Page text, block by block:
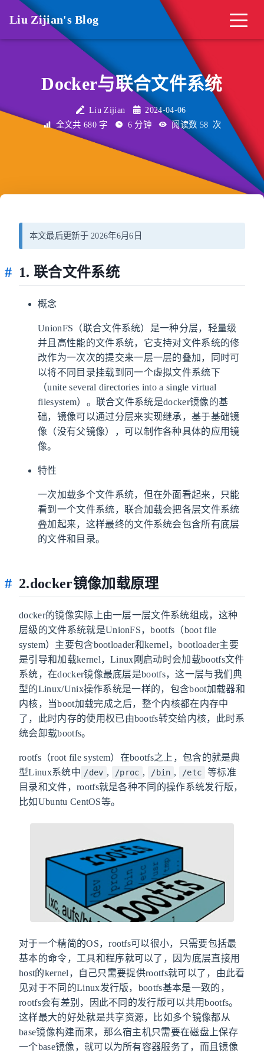
Liu Zijian's Blog
Docker与联合文件系统
Liu Zijian
2024-04-06
全文共 680 字
6 分钟 阅读数 58 次
本文最后更新于 2026年6月6日
1. 联合文件系统
概念
UnionFS（联合文件系统）是一种分层，轻量级
并且高性能的文件系统，它支持对文件系统的修
改作为一次次的提交来一层一层的叠加，同时可
以将不同目录挂载到同一个虚拟文件系统下
（unite several directories into a single virtual
filesystem）。联合文件系统是docker镜像的基
础，镜像可以通过分层来实现继承，基于基础镜
像（没有父镜像），可以制作各种具体的应用镜
像。
特性
一次加载多个文件系统，但在外面看起来，只能
看到一个文件系统，联合加载会把各层文件系统
叠加起来，这样最终的文件系统会包含所有底层
的文件和目录。
2.docker镜像加载原理
docker的镜像实际上由一层一层文件系统组成，这种
层级的文件系统就是UnionFS，bootfs（boot file
system）主要包含bootloader和kernel，bootloader主要
是引导和加载kernel，Linux刚启动时会加载bootfs文件
系统，在docker镜像最底层是bootfs，这一层与我们典
型的Linux/Unix操作系统是一样的，包含boot加载器和
内核，当boot加载完成之后，整个内核都在内存中
了，此时内存的使用权已由bootfs转交给内核，此时系
统会卸载bootfs。
rootfs（root file system）在bootfs之上，包含的就是典
型Linux系统中 /dev , /proc , /bin , /etc
等标准
目录和文件，rootfs就是各种不同的操作系统发行版，
比如Ubuntu CentOS等。
对于一个精简的OS，rootfs可以很小，只需要包括最
基本的命令，工具和程序就可以了，因为底层直接用
host的kernel，自己只需要提供rootfs就可以了，由此看
见对于不同的Linux发行版，bootfs基本是一致的，
rootfs会有差别，因此不同的发行版可以共用bootfs。
这样最大的好处就是共享资源，比如多个镜像都从
base镜像构建而来，那么宿主机只需要在磁盘上保存
一个base镜像，就可以为所有容器服务了，而且镜像